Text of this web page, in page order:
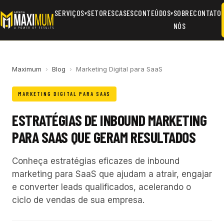
SERVIÇOS▾SETORESCASESCONTEÚDOS▾SOBRE
NÓS
CONTATO
Maximum › Blog › Marketing Digital para SaaS
MARKETING DIGITAL PARA SAAS
ESTRATÉGIAS DE INBOUND MARKETING
PARA SAAS QUE GERAM RESULTADOS
Conheça estratégias eficazes de inbound
marketing para SaaS que ajudam a atrair, engajar
e converter leads qualificados, acelerando o
ciclo de vendas de sua empresa.